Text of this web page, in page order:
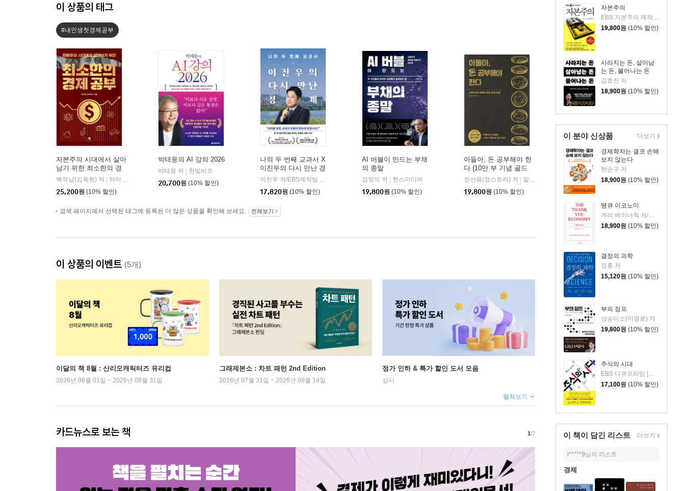
자본주의
EBS 자본주의 제작팀,정지은,고희정 저/EBS MEDIA 기획
19,800원 (10% 할인)
사라지는 돈, 살아남
는 돈, 불어나는 돈
김효진 저
18,900원 (10% 할인)
이 분야 신상품
경제학자는 결코 손해
보지 않는다
한순구 저
18,900원 (10% 할인)
땡큐 이코노미
게리 베이너척 저/박선주 역
18,900원 (10% 할인)
결정의 과학
정훈 저
15,120원 (10% 할인)
부의 점프
상승미소(이명로) 저
19,800원 (10% 할인)
주식의 시대
17,100원 (10% 할인)
더보기
이 책이 담긴 리스트 더보기
i*****9님의 리스트
경제
이 상품의 태그
#내인생첫경제공부
자본주의 시대에서 살아
남기 위한 최소한의 경
제 공부
백억남(김욱현) 저
하이스트
25,200원 (10% 할인)
박태웅의 AI 강의 2026
박태웅 저
한빛비즈
20,700원 (10% 할인)
나의 두 번째 교과서 X
이진우의 다시 만난 경
제
이진우 저/EBS제작팀 기획
페이지2북스
17,820원 (10% 할인)
AI 버블이 만드는 부채
의 종말
김영익 저
한스미디어
19,800원 (10% 할인)
아들아, 돈 공부해야 한
다 (10만 부 기념 골드
에디션)
정선용(정스토리) 저
알에이치코리아(RHK)
19,800원 (10% 할인)
검색 페이지에서 선택된 태그에 등록된 더 많은 상품을 확인해 보세요. 전체보기
이 상품의 이벤트 (5개)
이달의 책 8월 : 산리오캐릭터즈 유리컵
2026년 08월 01일 ~ 2026년 08월 31일
그래제본소 : 차트 패턴 2nd Edition
2026년 07월 31일 ~ 2026년 08월 14일
정가 인하 & 특가 할인 도서 모음
상시
펼쳐보기
카드뉴스로 보는 책 1/7